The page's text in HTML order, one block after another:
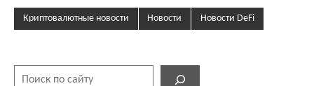
Криптовалютные новости Новости Новости DeFi